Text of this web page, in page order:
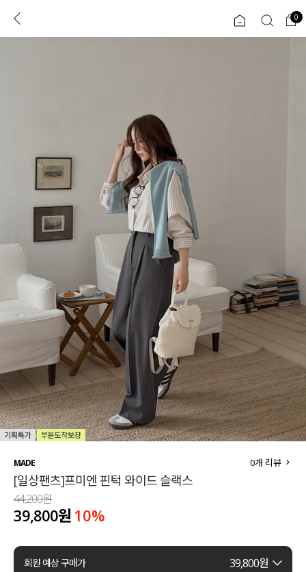
로그인 0
플러스핏
도착보장⚡
인플루언서 pick!
신상 5%
베스트
MADE
세트할인 ~30%
하객룩
살안타템
110사이즈
티셔츠
팬츠
셔츠
ALL
익스클루시브
아우터
티셔츠
니트
블라우스
원피스
팬츠
스커트
언더웨어
0
MADE
[일상팬츠]프미엔 핀턱 와이드 슬랙스
0개 리뷰
44,200원
39,800원 10%
회원 예상 구매가 39,800원